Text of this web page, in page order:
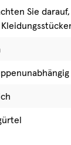
Sie